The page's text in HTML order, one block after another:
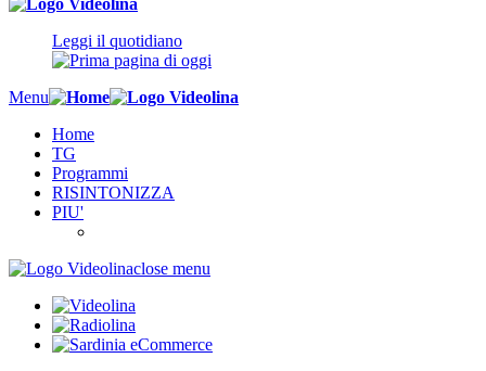
Leggi il quotidiano
Menu
Home
TG
Programmi
RISINTONIZZA
PIU'
close menu